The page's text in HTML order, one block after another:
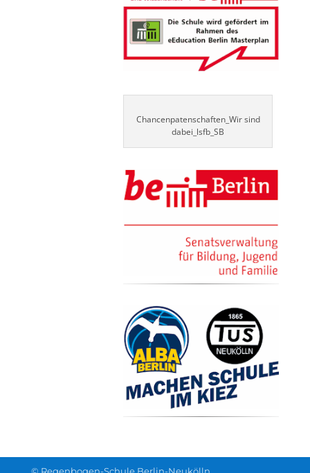
Chancenpatenschaften_Wir sind
dabei_lsfb_SB
© Regenbogen-Schule Berlin-Neukölln